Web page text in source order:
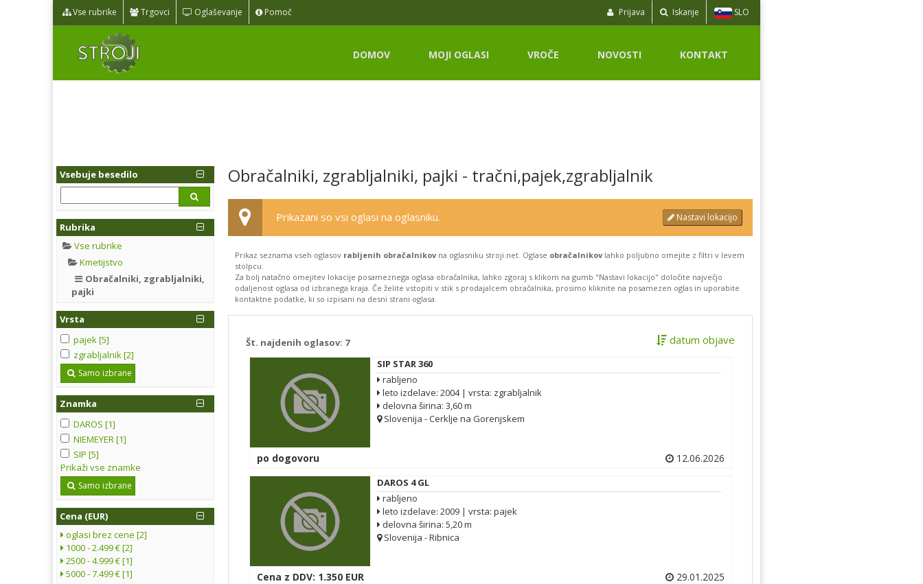
Vse rubrike Trgovci Oglaševanje Pomoč Prijava Iskanje SLO
DOMOV MOJI OGLASI VROČE NOVOSTI KONTAKT
Vsebuje besedilo
Rubrika
Vse rubrike
Kmetijstvo
Obračalniki, zgrabljalniki,
pajki
Vrsta
pajek [5]
zgrabljalnik [2]
Samo izbrane
Znamka
DAROS [1]
NIEMEYER [1]
SIP [5]
Prikaži vse znamke
Samo izbrane
Cena (EUR)
oglasi brez cene [2]
1000 - 2.499 € [2]
2500 - 4.999 € [1]
5000 - 7.499 € [1]
Obračalniki, zgrabljalniki, pajki - tračni,pajek,zgrabljalnik
Prikazani so vsi oglasi na oglasniku. Nastavi lokacijo
Prikaz seznama vseh oglasov rabljenih obračalnikov na oglasniku stroji.net. Oglase obračalnikov lahko poljubno omejite z filtri v levem
stolpcu.
Za bolj natačno omejitev lokacije posameznega oglasa obračalnika, lahko zgoraj s klikom na gumb "Nastavi lokacijo" določite največjo
odaljenost oglasa od izbranega kraja. Če želite vstopiti v stik s prodajalcem obračalnika, prosimo kliknite na posamezen oglas in uporabite
kontaktne podatke, ki so izpisani na desni strani oglasa.
Št. najdenih oglasov: 7 datum objave
SIP STAR 360
rabljeno
leto izdelave: 2004 | vrsta: zgrabljalnik
delovna širina: 3,60 m
Slovenija - Cerklje na Gorenjskem
po dogovoru 12.06.2026
DAROS 4 GL
rabljeno
leto izdelave: 2009 | vrsta: pajek
delovna širina: 5,20 m
Slovenija - Ribnica
Cena z DDV: 1.350 EUR 29.01.2025